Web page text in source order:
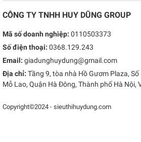
CÔNG TY TNHH HUY DŨNG GROUP
Mã số doanh nghiệp: 0110503373
Số điện thoại: 0368.129.243
Email: giadunghuydung@gmail.com
Địa chỉ: Tầng 9, tòa nhà Hồ Gươm Plaza,
Mỗ Lao, Quận Hà Đông, Thành phố Hà Nội,
Copyright©2024 - sieuthihuydung.com